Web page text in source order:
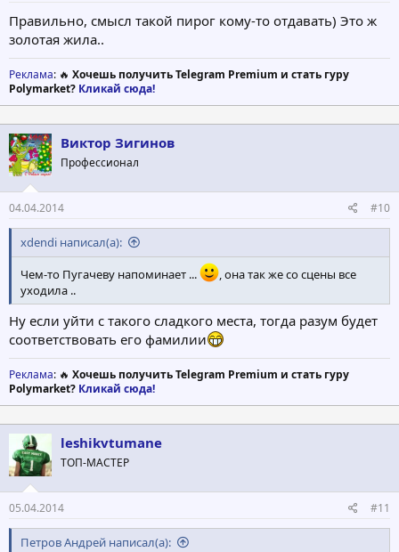
Правильно, смысл такой пирог кому-то отдавать) Это ж
золотая жила..
Реклама: 🔥 Хочешь получить Telegram Premium и стать гуру
Polymarket? Кликай сюда!
Виктор Зигинов
Профессионал
04.04.2014 #10
xdendi написал(а):
Чем-то Пугачеву напоминает ...
, она так же со сцены все
уходила ..
Ну если уйти с такого сладкого места, тогда разум будет
соответствовать его фамилии
Реклама: 🔥 Хочешь получить Telegram Premium и стать гуру
Polymarket? Кликай сюда!
leshikvtumane
ТОП-МАСТЕР
05.04.2014 #11
Петров Андрей написал(а):